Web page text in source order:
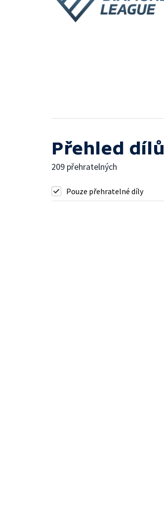
Přehled dílů
209 přehratelných
Pouze přehratelné díly